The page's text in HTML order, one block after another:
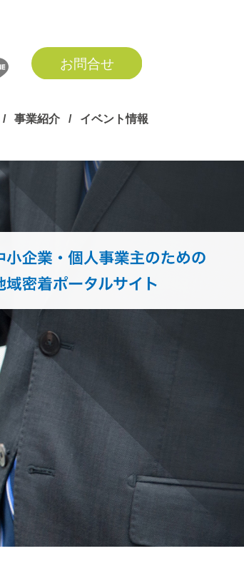
/ 事業紹介 / イベント情報